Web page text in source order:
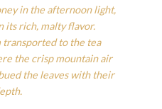
in the afternoon light,
its rich, malty flavor.
transported to the tea
the crisp mountain air
the leaves with their